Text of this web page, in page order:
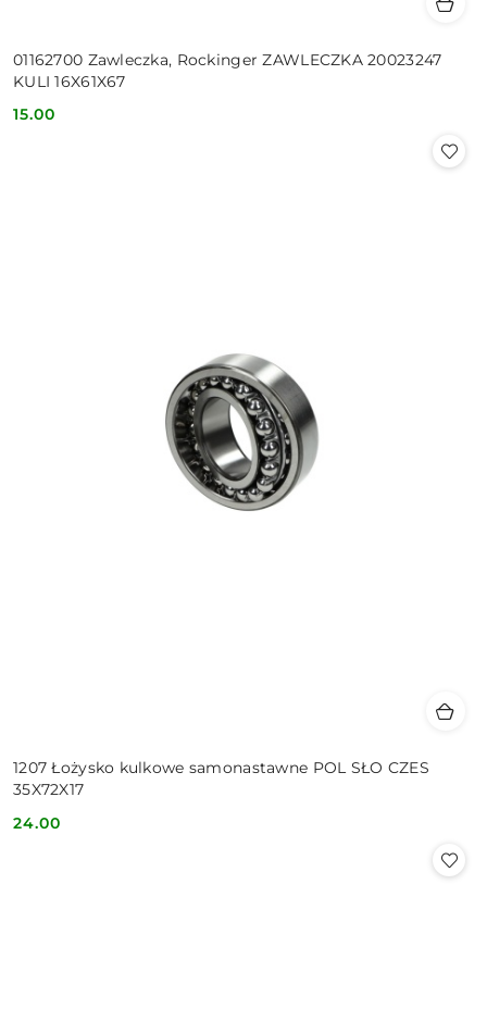
01162700 Zawleczka, Rockinger ZAWLECZKA 20023247
KULI 16X61X67
Cena:
15.00
1207 Łożysko kulkowe samonastawne POL SŁO CZES
35X72X17
Cena:
24.00